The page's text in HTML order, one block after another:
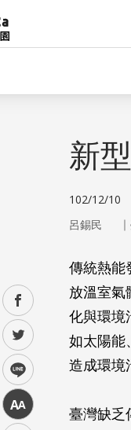
facebook
twitter
line
中
新
102/12/10
呂錫民 ｜
傳統熱能
放溫室氣
化與環境
如太陽能
造成環境
臺灣缺乏